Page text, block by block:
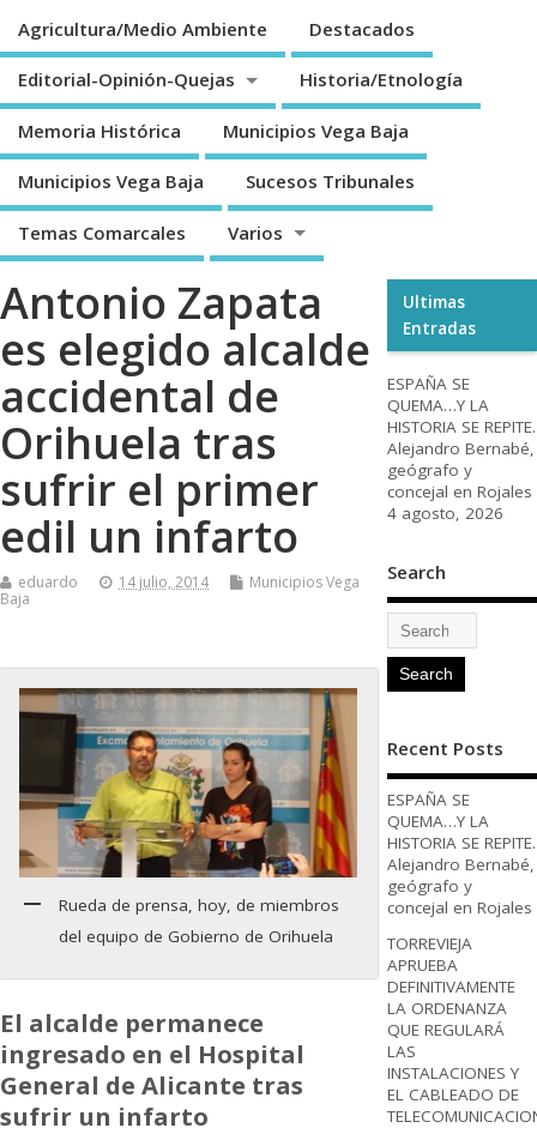
Agricultura/Medio Ambiente Destacados
Editorial-Opinión-Quejas Historia/Etnología
Memoria Histórica Municipios Vega Baja
Municipios Vega Baja Sucesos Tribunales
Temas Comarcales Varios
Antonio Zapata
es elegido alcalde
accidental de
Orihuela tras
sufrir el primer
edil un infarto
eduardo 14 julio, 2014
Municipios Vega
Baja
Rueda de prensa, hoy, de miembros
del equipo de Gobierno de Orihuela
El alcalde permanece
ingresado en el Hospital
General de Alicante tras
sufrir un infarto
Ultimas
Entradas
ESPAÑA SE
QUEMA…Y LA
HISTORIA SE REPITE.
Alejandro Bernabé,
geógrafo y
concejal en Rojales
4 agosto, 2026
Search
Recent Posts
ESPAÑA SE
QUEMA…Y LA
HISTORIA SE REPITE.
Alejandro Bernabé,
geógrafo y
concejal en Rojales
TORREVIEJA
APRUEBA
DEFINITIVAMENTE
LA ORDENANZA
QUE REGULARÁ
LAS
INSTALACIONES Y
EL CABLEADO DE